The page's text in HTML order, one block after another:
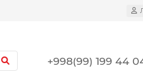
+998(99) 199 44